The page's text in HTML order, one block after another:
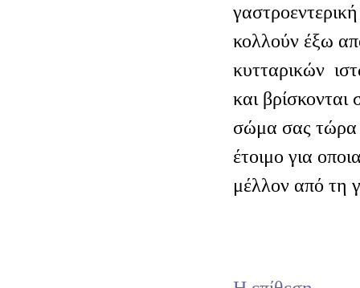
κολλούν έξω
κυτταρικών
και
σώμα σας τώρα
έτοιμο για
μέλλον από τη